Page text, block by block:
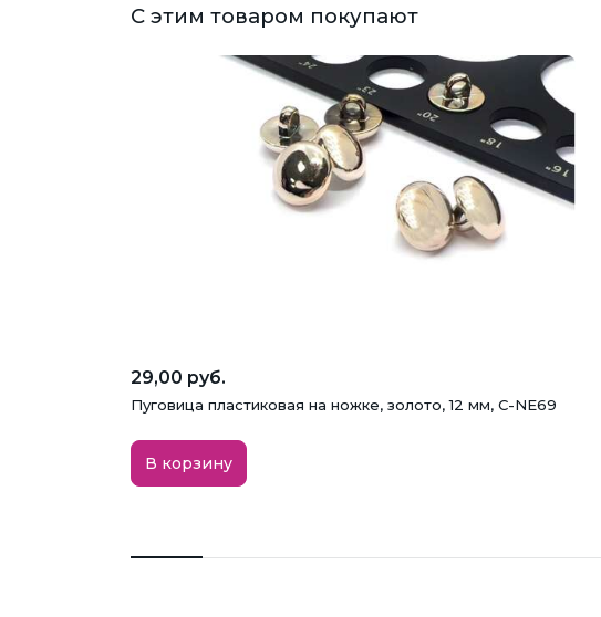
С этим товаром покупают
29,00 руб.
Пуговица пластиковая на ножке, золото, 12 мм, C-NE69
В корзину